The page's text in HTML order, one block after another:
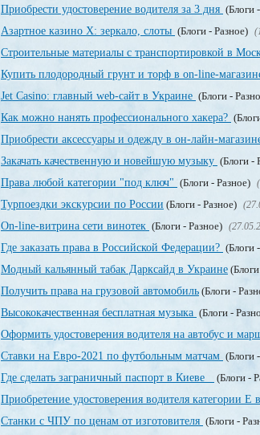
Приобрести удостоверение водителя за 3 дня (Блоги
Азартное казино X: зеркало, слоты (Блоги - Разное)
Строительные материалы с транспортировкой в
Купить плодородный грунт и торф в on-line-
Jet Сasino: главный web-сайт в Украине (Блоги -
Как можно нанять профессионального хакера?
Приобрести аксессуары и одежду в он-лайн-
Закачать качественную и новейшую музыку (Блоги -
Права любой категории "под ключ" (Блоги - Разное)
Турпоездки экскурсии по России (Блоги - Разное)
On-line-витрина сети винотек (Блоги - Разное)
Где заказать права в Российской Федерации? (Блоги
Модный кальянный табак Дарксайд в Украине
Получить права на грузовой автомобиль (Блоги -
Высококачественная бесплатная музыка (Блоги -
Оформить удостоверения водителя на автобус и
Ставки на Евро-2021 по футбольным матчам (Блоги
Где сделать заграничный паспорт в Киеве (Блоги -
Приобретение удостоверения водителя категории Е
Станки с ЧПУ по ценам от изготовителя (Блоги -